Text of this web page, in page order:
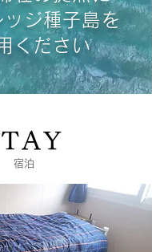
ジ種子島を
ください
宿泊